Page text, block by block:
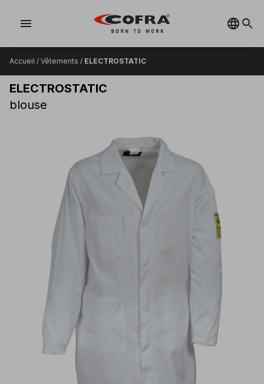
menu
Accueil / Vêtements / ELECTROSTATIC
ELECTROSTATIC
blouse